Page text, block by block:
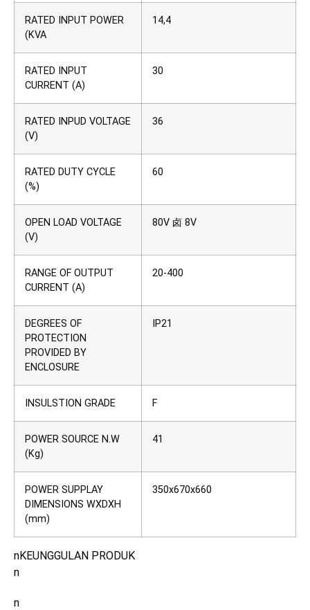
RATED INPUT POWER
(KVA
14,4
RATED INPUT
CURRENT (A)
30
RATED INPUD VOLTAGE
(V)
36
RATED DUTY CYCLE
(%)
60
OPEN LOAD VOLTAGE
(V)
80V 卤 8V
RANGE OF OUTPUT
CURRENT (A)
20-400
DEGREES OF
PROTECTION
PROVIDED BY
ENCLOSURE
IP21
INSULSTION GRADE F
POWER SOURCE N.W
(Kg)
41
POWER SUPPLAY
DIMENSIONS WXDXH
(mm)
350x670x660
nKEUNGGULAN PRODUK
n
n